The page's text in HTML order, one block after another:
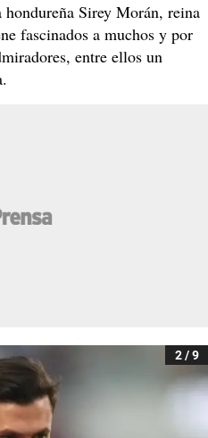
Sirey Morán, reina
fascinados a muchos y por
entre ellos un
2 / 9